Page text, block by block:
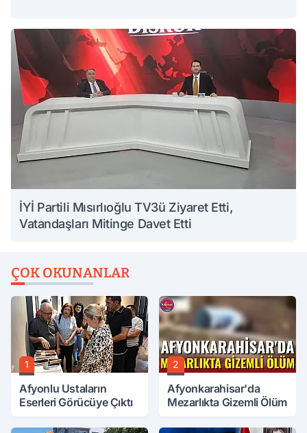
İYİ Partili Mısırlıoğlu TV3ü Ziyaret Etti,
Vatandaşları Mitinge Davet Etti
ÇOK OKUNANLAR
1
Afyonlu Ustaların
Eserleri Görücüye Çıktı
2
Afyonkarahisar'da
Mezarlıkta Gizemli Ölüm